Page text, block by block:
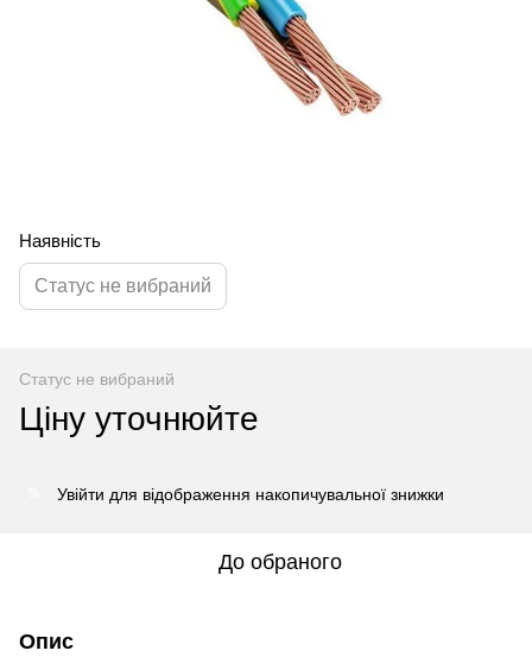
Наявність
Статус не вибраний
Статус не вибраний
Ціну уточнюйте
Увійти для відображення накопичувальної знижки
До обраного
Опис